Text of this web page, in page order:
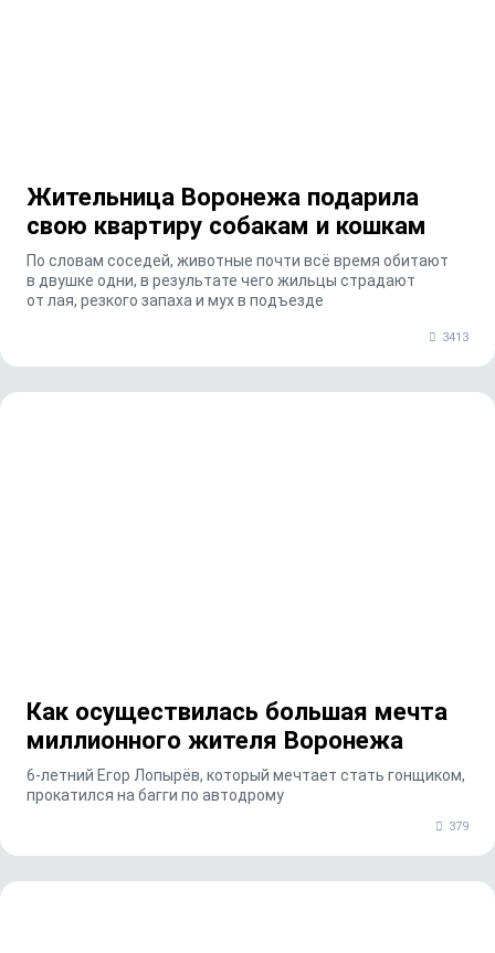
Жительница Воронежа подарила
свою квартиру собакам и кошкам
По словам соседей, животные почти всё время обитают
в двушке одни, в результате чего жильцы страдают
от лая, резкого запаха и мух в подъезде
3413
Как осуществилась большая мечта
миллионного жителя Воронежа
6-летний Егор Лопырёв, который мечтает стать гонщиком,
прокатился на багги по автодрому
379